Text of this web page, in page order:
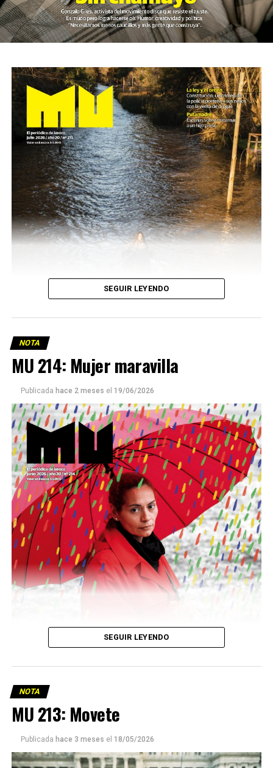
Este número 215 de MU ☝️viene con doble tapa, que
podría ser una frase:
Sin chamuyo, a remarla.
Descargar la Mu en PDF
Viaje a la vida en el Delta: Y la nave
SEGUIR LEYENDO
NOTA
MU 214: Mujer maravilla
Publicada hace 2 meses el 19/06/2026
SEGUIR LEYENDO
NOTA
MU 213: Movete
Publicada hace 3 meses el 18/05/2026